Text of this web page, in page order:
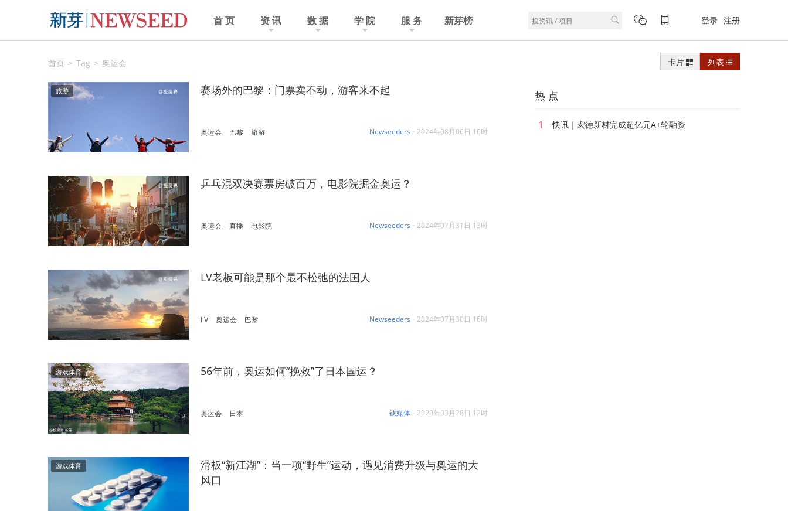
首 页 资 讯 数 据 学 院 服 务 新芽榜 登录 注册
首页 Tag 奥运会 卡片 列表
旅游 赛场外的巴黎：门票卖不动，游客来不起
Newseeders · 2024年08月06日 16时
奥运会 巴黎 旅游
乒乓混双决赛票房破百万，电影院掘金奥运？
Newseeders · 2024年07月31日 13时
奥运会 直播 电影院
LV老板可能是那个最不松弛的法国人
Newseeders · 2024年07月30日 16时
LV 奥运会 巴黎
游戏体育 56年前，奥运如何“挽救”了日本国运？
钛媒体 · 2020年03月28日 12时
奥运会 日本
游戏体育
滑板“新江湖”：当一项“野生”运动，遇见消费升级与奥运的大
风口
热 点
1 快讯｜宏德新材完成超亿元A+轮融资